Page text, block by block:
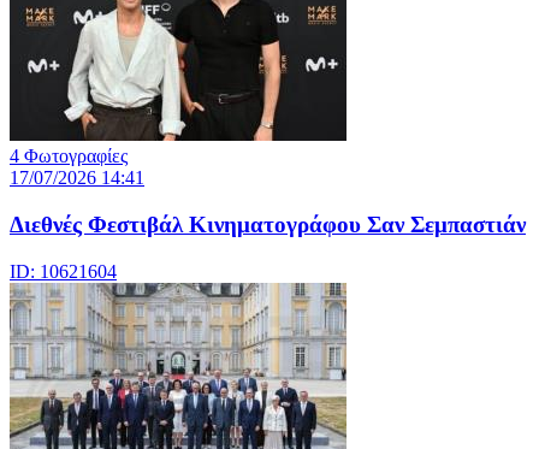
4 Φωτογραφίες
17/07/2026 14:41
Διεθνές Φεστιβάλ Κινηματογράφου Σαν Σεμπαστιάν
ID: 10621604